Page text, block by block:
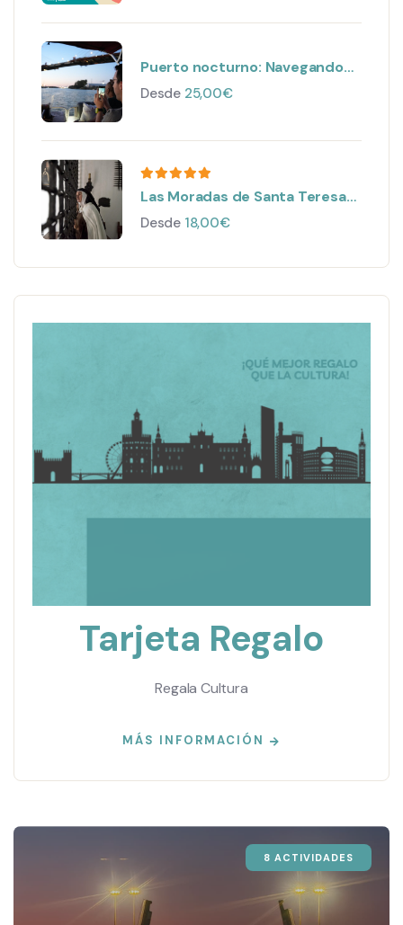
Puerto nocturno: Navegando
por Sevilla
Desde 25,00€
Las Moradas de Santa Teresa
Visita teatralizada nocturna
Desde 18,00€
Tarjeta Regalo
Regala Cultura
MÁS INFORMACIÓN
8 ACTIVIDADES